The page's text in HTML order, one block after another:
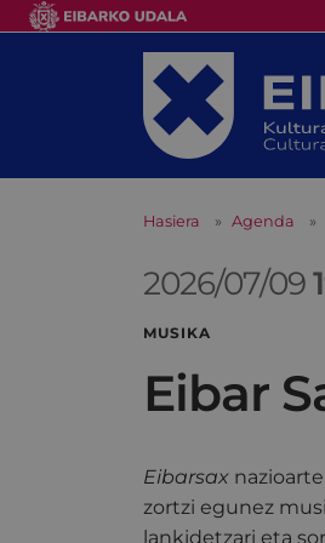
Hasiera Agenda
2026/07/09
MUSIKA
Eibar
Eibarsax
zortzi egunez
lankidetzari eta